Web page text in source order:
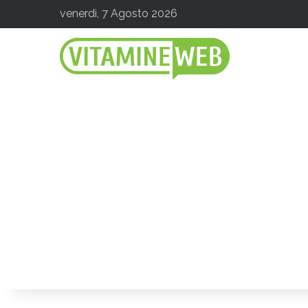
venerdì, 7 Agosto 2026